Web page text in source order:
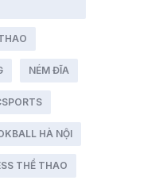
NÉM ĐĨA
HÀ NỘI
THỂ THAO